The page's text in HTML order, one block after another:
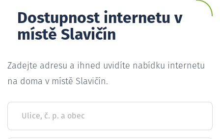
Dostupnost internetu v
místě Slavičín
Zadejte adresu a ihned uvidíte nabídku internetu
na doma v místě Slavičín.
Ulice, č. p. a obec